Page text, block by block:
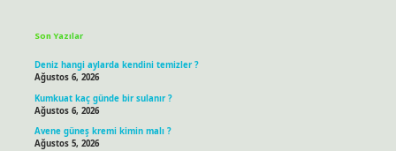
Son Yazılar
Deniz hangi aylarda kendini temizler ?
Ağustos 6, 2026
Kumkuat kaç günde bir sulanır ?
Ağustos 6, 2026
Avene güneş kremi kimin malı ?
Ağustos 5, 2026